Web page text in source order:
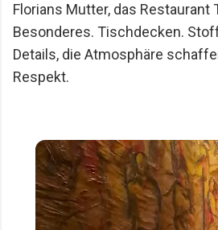
Florians Mutter, das Restaurant
Besonderes. Tischdecken.
Details, die Atmosphäre
Respekt.